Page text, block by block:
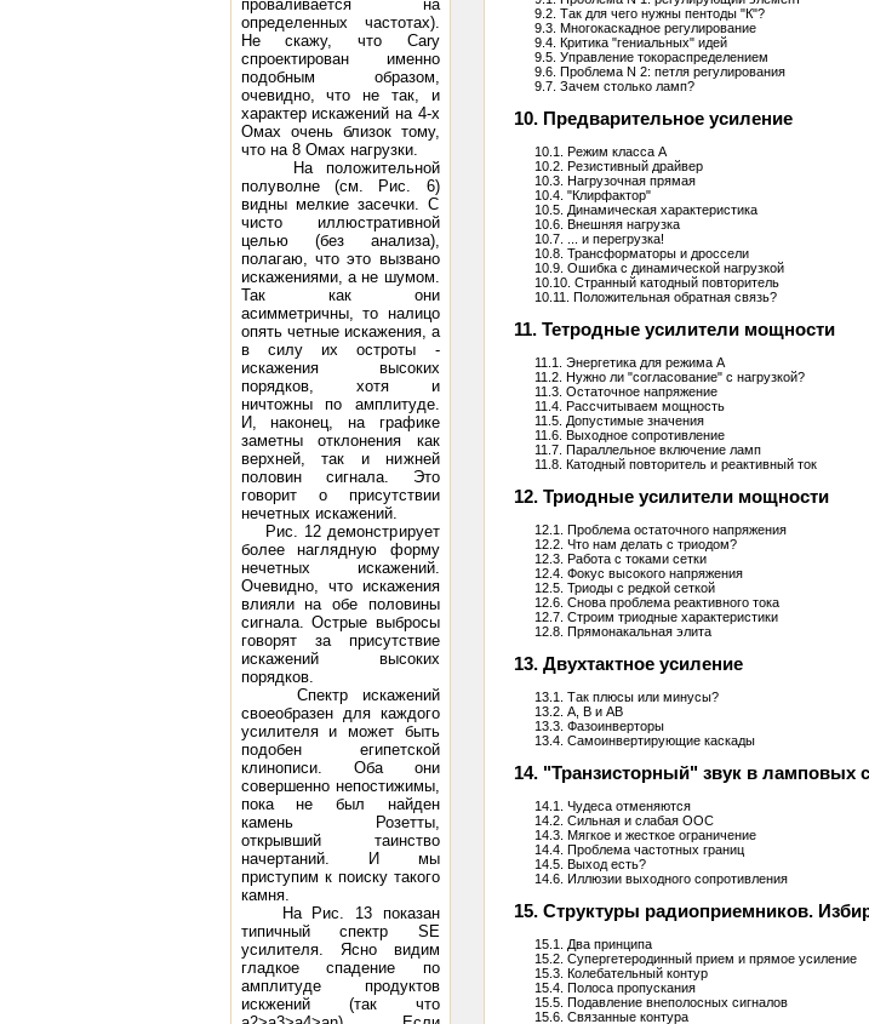
проваливается на
определенных частотах).
Не скажу, что Саrу
спроектирован именно
подобным образом,
очевидно, что не так, и
характер искажений на 4-х
Омах очень близок тому,
что на 8 Омах нагрузки.
На положительной
полуволне (см. Рис. 6)
видны мелкие засечки. С
чисто иллюстративной
целью (без анализа),
полагаю, что это вызвано
искажениями, а не шумом.
Так как они
асимметричны, то налицо
опять четные искажения, а
в силу их остроты -
искажения высоких
порядков, хотя и
ничтожны по амплитуде.
И, наконец, на графике
заметны отклонения как
верхней, так и нижней
половин сигнала. Это
говорит о присутствии
нечетных искажений.
Рис. 12 демонстрирует
более наглядную форму
нечетных искажений.
Очевидно, что искажения
влияли на обе половины
сигнала. Острые выбросы
говорят за присутствие
искажений высоких
порядков.
Спектр искажений
своеобразен для каждого
усилителя и может быть
подобен египетской
клинописи. Оба они
совершенно непостижимы,
пока не был найден
камень Розетты,
открывший таинство
начертаний. И мы
приступим к поиску такого
камня.
На Рис. 13 показан
типичный спектр SE
усилителя. Ясно видим
гладкое спадение по
амплитуде продуктов
искжений (так что
9.2. Так для чего нужны пентоды "К"?
9.3. Многокаскадное регулирование
9.4. Критика "гениальных" идей
9.5. Управление токораспределением
9.6. Проблема N 2: петля регулирования
9.7. Зачем столько ламп?
10. Предварительное усиление
10.1. Режим класса А
10.2. Резистивный драйвер
10.3. Нагрузочная прямая
10.4. "Клирфактор"
10.5. Динамическая характеристика
10.6. Внешняя нагрузка
10.7. ... и перегрузка!
10.8. Трансформаторы и дроссели
10.9. Ошибка с динамической нагрузкой
10.10. Странный катодный повторитель
10.11. Положительная обратная связь?
11. Тетродные усилители мощности
11.1. Энергетика для режима А
11.2. Нужно ли "согласование" с нагрузкой?
11.3. Остаточное напряжение
11.4. Рассчитываем мощность
11.5. Допустимые значения
11.6. Выходное сопротивление
11.7. Параллельное включение ламп
11.8. Катодный повторитель и реактивный ток
12. Триодные усилители мощности
12.1. Проблема остаточного напряжения
12.2. Что нам делать с триодом?
12.3. Работа с токами сетки
12.4. Фокус высокого напряжения
12.5. Триоды с редкой сеткой
12.6. Снова проблема реактивного тока
12.7. Строим триодные характеристики
12.8. Прямонакальная элита
13. Двухтактное усиление
13.1. Так плюсы или минусы?
13.2. А, В и АВ
13.3. Фазоинверторы
13.4. Самоинвертирующие каскады
14. "Транзисторный" звук в ламповых
14.1. Чудеса отменяются
14.2. Сильная и слабая ООС
14.3. Мягкое и жесткое ограничение
14.4. Проблема частотных границ
14.5. Выход есть?
14.6. Иллюзии выходного сопротивления
15. Структуры радиоприемников.
15.1. Два принципа
15.2. Супергетеродинный прием и прямое усиление
15.3. Колебательный контур
15.4. Полоса пропускания
15.5. Подавление внеполосных сигналов
15.6. Связанные контура